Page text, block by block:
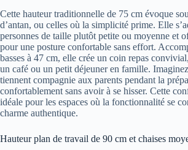
Cette hauteur traditionnelle de 75 cm évoque
d’antan, ou celles où la simplicité prime. Elle
personnes de taille plutôt petite ou moyenne et
pour une posture confortable sans effort.
basses à 47 cm, elle crée un coin repas
un café ou un petit déjeuner en famille.
tiennent compagnie aux parents pendant la
confortablement sans avoir à se hisser. Cette
idéale pour les espaces où la fonctionnalité se
charme authentique.
Hauteur plan de travail de 90 cm et chaises